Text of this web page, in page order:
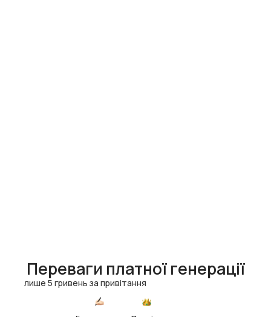
Переваги платної генерації
лише 5 гривень за привітання